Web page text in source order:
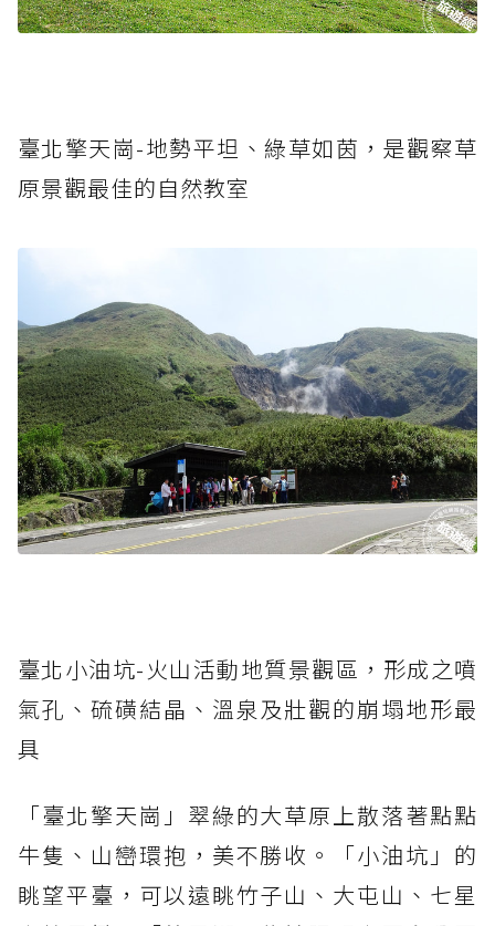
臺北擎天崗-地勢平坦、綠草如茵，是觀察草
原景觀最佳的自然教室
臺北小油坑-火山活動地質景觀區，形成之噴
氣孔、硫磺結晶、溫泉及壯觀的崩塌地形最
具
「臺北擎天崗」翠綠的大草原上散落著點點
牛隻、山巒環抱，美不勝收。「小油坑」的
眺望平臺，可以遠眺竹子山、大屯山、七星